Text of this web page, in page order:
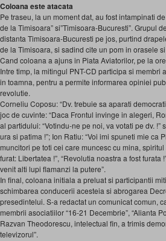
Coloana este atacata
Pe traseu, la un moment dat, au fost intampinati
de la Timisoara” si”Timisoara-Bucuresti”. Grupul
distanta Timisoara-Bucuresti pe jos, purtind
de la Timisoara, si sadind cite un pom in orasele
Cand coloana a ajuns in Piata Aviatorilor, pe la
Intre timp, la mitingul PNT-CD participa si
in toamna, pentru a permite informarea opiniei
revolutie.
Corneliu Coposu: “Dv. trebuie sa aparati
joc de cuvinte: “Daca Frontul invinge in alegeri,
al partidului: “Votindu-ne pe noi, va votati pe dv.
ura si patima !”; Ion Ratiu: “Voi imi spuneti mie ca
muncitori pe toti cei care muncesc cu mina,
furat: Libertatea !”, “Revolutia noastra a fost
venit alti lupi flamanzi la putere”.
In final, coloana initiala a preluat si participantii
schimbarea conducerii acesteia si abrogarea
presedintelui. S-a redactat un comunicat comun,
membrii asociatiilor “16-21 Decembrie”, “Alianta
Razvan Theodorescu, intelectual fin, a trimis
televizorul”.